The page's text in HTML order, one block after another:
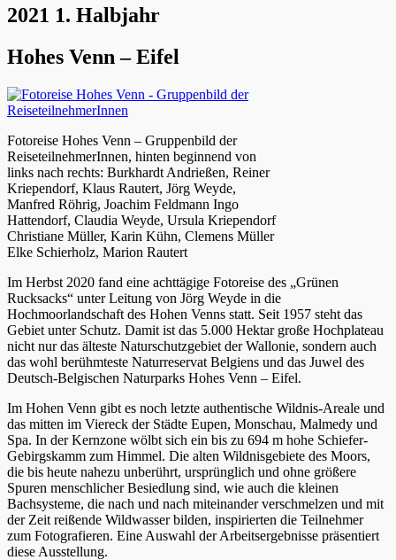
2021 1. Halbjahr
Hohes Venn – Eifel
Fotoreise Hohes Venn – Gruppenbild der
ReiseteilnehmerInnen, hinten beginnend von
links nach rechts: Burkhardt Andrießen, Reiner
Kriependorf, Klaus Rautert, Jörg Weyde,
Manfred Röhrig, Joachim Feldmann Ingo
Hattendorf, Claudia Weyde, Ursula Kriependorf
Christiane Müller, Karin Kühn, Clemens Müller
Elke Schierholz, Marion Rautert
Im Herbst 2020 fand eine achttägige Fotoreise des „Grünen
Rucksacks“ unter Leitung von Jörg Weyde in die
Hochmoorlandschaft des Hohen Venns statt. Seit 1957 steht das
Gebiet unter Schutz. Damit ist das 5.000 Hektar große Hochplateau
nicht nur das älteste Naturschutzgebiet der Wallonie, sondern auch
das wohl berühmteste Naturreservat Belgiens und das Juwel des
Deutsch-Belgischen Naturparks Hohes Venn – Eifel.
Im Hohen Venn gibt es noch letzte authentische Wildnis-Areale und
das mitten im Viereck der Städte Eupen, Monschau, Malmedy und
Spa. In der Kernzone wölbt sich ein bis zu 694 m hohe Schiefer-
Gebirgskamm zum Himmel. Die alten Wildnisgebiete des Moors,
die bis heute nahezu unberührt, ursprünglich und ohne größere
Spuren menschlicher Besiedlung sind, wie auch die kleinen
Bachsysteme, die nach und nach miteinander verschmelzen und mit
der Zeit reißende Wildwasser bilden, inspirierten die Teilnehmer
zum Fotografieren. Eine Auswahl der Arbeitsergebnisse präsentiert
diese Ausstellung.